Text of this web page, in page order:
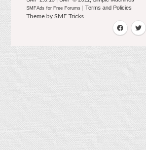
SMFAds for Free Forums | Terms and Policies
Theme by SMF Tricks